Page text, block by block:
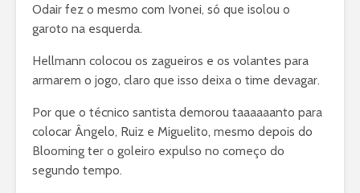
Odair fez o mesmo com Ivonei, só que isolou o
garoto na esquerda.
Hellmann colocou os zagueiros e os volantes para
armarem o jogo, claro que isso deixa o time devagar.
Por que o técnico santista demorou taaaaaanto para
colocar Ângelo, Ruiz e Miguelito, mesmo depois do
Blooming ter o goleiro expulso no começo do
segundo tempo.